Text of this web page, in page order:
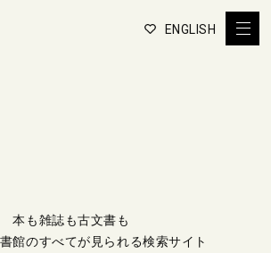
ENGLISH
本も雑誌も古文書も
館のすべてが見られる検索サイト